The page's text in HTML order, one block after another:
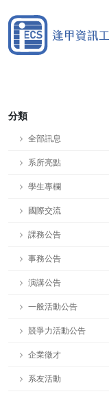
分類
全部訊息
系所亮點
學生專欄
國際交流
課務公告
事務公告
演講公告
一般活動公告
競爭力活動公告
企業徵才
系友活動